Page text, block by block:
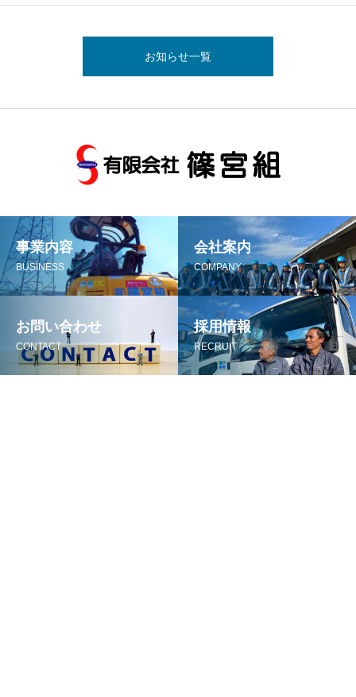
お知らせ一覧
事業内容
BUSINESS
会社案内
COMPANY
お問い合わせ
CONTACT
採用情報
RECRUIT